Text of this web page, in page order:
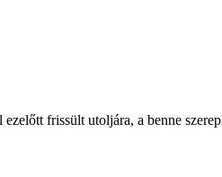
frissült utoljára, a benne